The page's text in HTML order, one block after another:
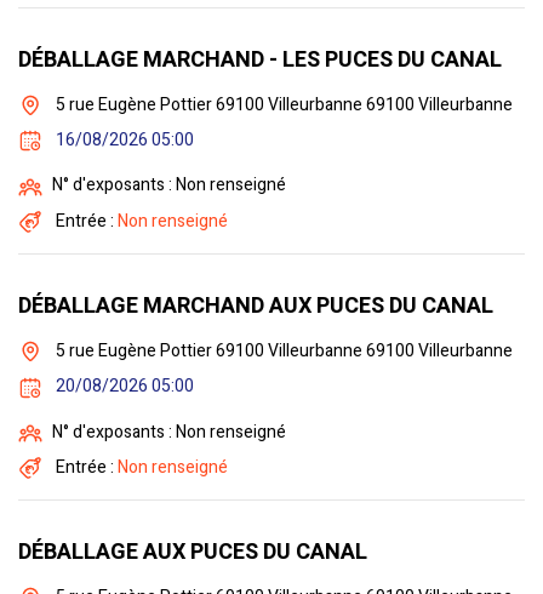
DÉBALLAGE MARCHAND - LES PUCES DU CANAL
5 rue Eugène Pottier 69100 Villeurbanne 69100 Villeurbanne
16/08/2026 05:00
N° d'exposants : Non renseigné
Entrée :Non renseigné
DÉBALLAGE MARCHAND AUX PUCES DU CANAL
5 rue Eugène Pottier 69100 Villeurbanne 69100 Villeurbanne
20/08/2026 05:00
N° d'exposants : Non renseigné
Entrée :Non renseigné
DÉBALLAGE AUX PUCES DU CANAL